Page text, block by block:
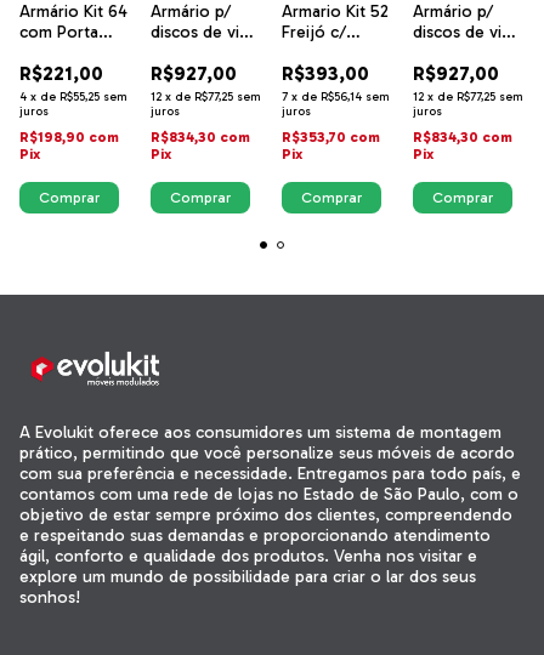
Armário Kit 64
com Porta
R$221,00
4 x de R$55,25 sem
juros
R$198,90 com
Pix
Armário p/
discos de vinil
Portas de
Correr Acrílico
- Sonore
R$927,00
12 x de R$77,25 sem
juros
R$834,30 com
Pix
Armario Kit 52
Freijó c/
Correr Acrílico
R$393,00
7 x de R$56,14 sem
juros
R$353,70 com
Pix
Armário p/
discos de vinil
Portas de
Correr Acrílico
- Sonore
R$927,00
12 x de R$77,25 sem
juros
R$834,30 com
Pix
A Evolukit oferece aos consumidores um sistema de montagem
prático, permitindo que você personalize seus móveis de acordo
com sua preferência e necessidade. Entregamos para todo país, e
contamos com uma rede de lojas no Estado de São Paulo, com o
objetivo de estar sempre próximo dos clientes, compreendendo
e respeitando suas demandas e proporcionando atendimento
ágil, conforto e qualidade dos produtos. Venha nos visitar e
explore um mundo de possibilidade para criar o lar dos seus
sonhos!